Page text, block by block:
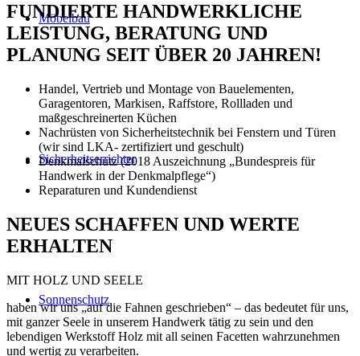
Möbelbau
Sicherheitserrichter
Sonnenschutz
FUNDIERTE HANDWERKLICHE
LEISTUNG, BERATUNG UND
PLANUNG SEIT ÜBER 20 JAHREN!
Handel, Vertrieb und Montage von Bauelementen,
Garagentoren, Markisen, Raffstore, Rollladen und
maßgeschreinerten Küchen
Nachrüsten von Sicherheitstechnik bei Fenstern und Türen
(wir sind LKA- zertifiziert und geschult)
Denkmalschutz (2018 Auszeichnung „Bundespreis für
Handwerk in der Denkmalpflege“)
Reparaturen und Kundendienst
NEUES SCHAFFEN UND WERTE
ERHALTEN
MIT HOLZ UND SEELE
haben wir uns „auf die Fahnen geschrieben“ – das bedeutet für uns,
mit ganzer Seele in unserem Handwerk tätig zu sein und den
lebendigen Werkstoff Holz mit all seinen Facetten wahrzunehmen
und wertig zu verarbeiten.